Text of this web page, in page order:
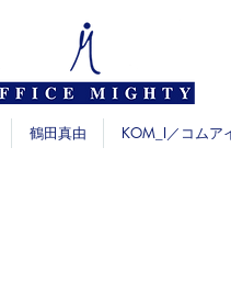
鶴田真由 KOM_I／コムア